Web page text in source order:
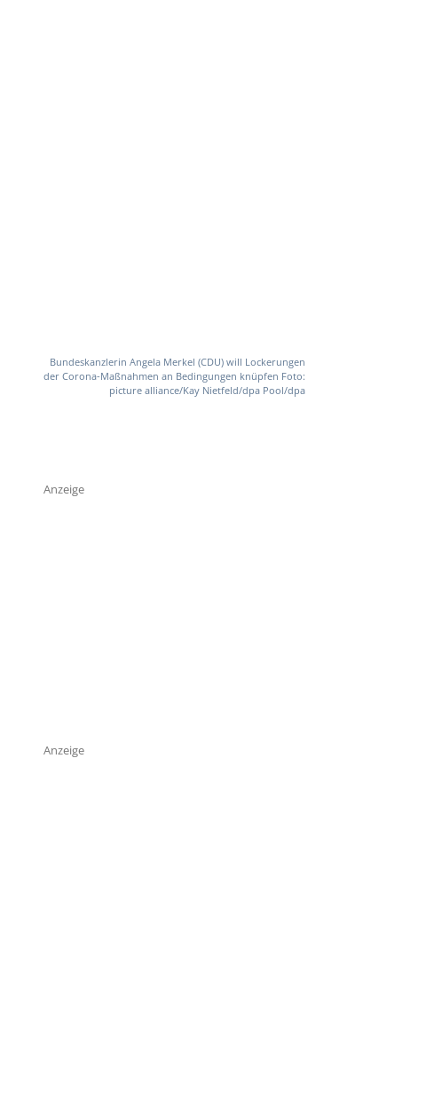
Bundeskanzlerin Angela Merkel (CDU) will Lockerungen
der Corona-Maßnahmen an Bedingungen knüpfen Foto:
picture alliance/Kay Nietfeld/dpa Pool/dpa
Anzeige
Anzeige